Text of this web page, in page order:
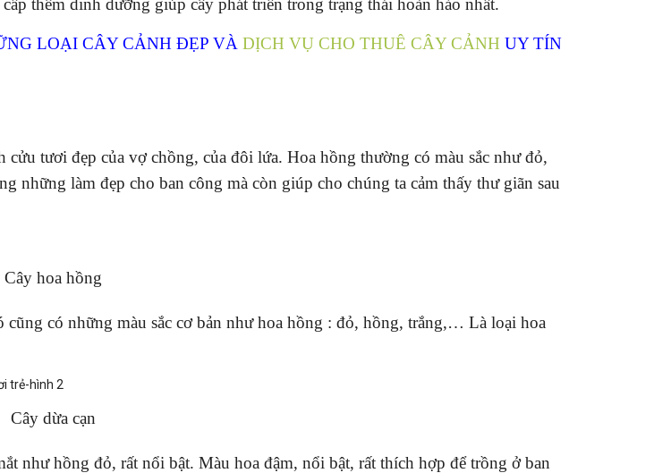
thêm dinh dưỡng giúp cây phát triển trong trạng thái hoàn hảo nhất.
LOẠI CÂY CẢNH ĐẸP VÀ DỊCH VỤ CHO THUÊ CÂY CẢNH UY TÍN
tươi đẹp của vợ chồng, của đôi lứa. Hoa hồng thường có màu sắc như đỏ,
làm đẹp cho ban công mà còn giúp cho chúng ta cảm thấy thư giãn sau
Cây hoa hồng
cũng có những màu sắc cơ bản như hoa hồng : đỏ, hồng, trắng,… Là loại hoa
Cây dừa cạn
như hồng đỏ, rất nổi bật. Màu hoa đậm, nổi bật, rất thích hợp để trồng ở ban